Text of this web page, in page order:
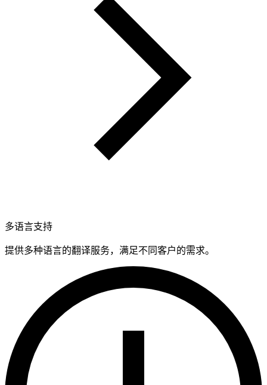
多语言支持
提供多种语言的翻译服务，满足不同客户的需求。